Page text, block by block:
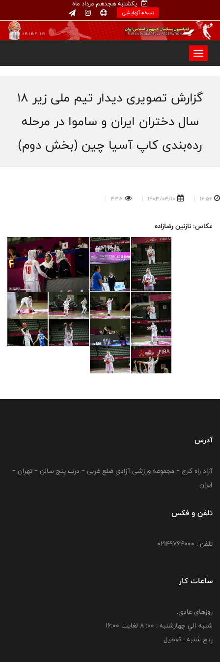
یکشنبه هجدهم مرداد ماه
نسخه آزمایشی
گزارش تصویری دیدار تیم ملی زیر ۱۸
سال دختران ایران و ساموا در مرحله
رده‌بندی کاپ آسیا چین (بخش دوم)
16:56
1403/04/10
4316
عکاس: نازنین رضازاده
آدرس
آزاد راه کرج – مجموعه ورزشی آزادی ضلع غربی – درب پنج سالن – تهران –
ایران
تلفن و فکس
تلفن : 02149764000
ساعات کار
روزهای عادی:
شنبه الي چهارشنبه : 00: 8 لغايت 16:00
پنج شنبه : تعطیل